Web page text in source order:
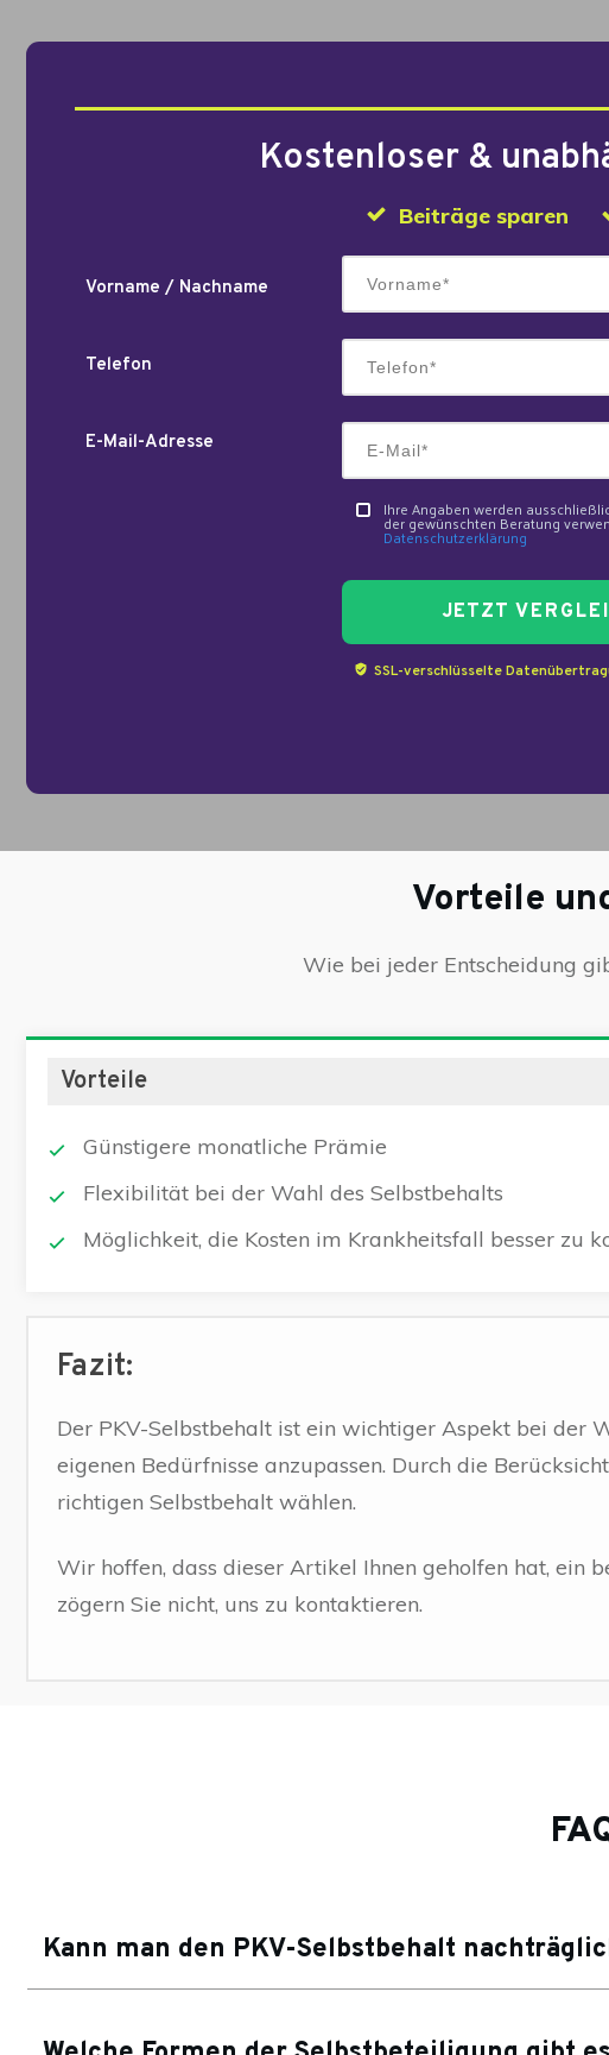
Kostenloser &
Beiträge sparen
Vorname / Nachname
Telefon
E-Mail-Adresse
Ihre Angaben werden
der gewünschten Beratung
Datenschutzerklärung
JETZT
SSL-verschlüsselte
Vorteile
Wie bei jeder Entscheidung
Vorteile
Günstigere monatliche Prämie
Flexibilität bei der Wahl des Selbstbehalts
Möglichkeit, die Kosten im Krankheitsfall besser zu
Fazit:
Der PKV-Selbstbehalt ist ein wichtiger Aspekt bei der
eigenen Bedürfnisse anzupassen. Durch die
richtigen Selbstbehalt wählen.
Wir hoffen, dass dieser Artikel Ihnen geholfen hat, ein
zögern Sie nicht, uns zu kontaktieren.
Kann man den PKV-Selbstbehalt